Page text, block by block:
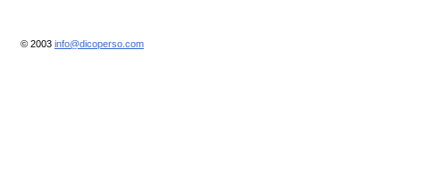
© 2003 info@dicoperso.com